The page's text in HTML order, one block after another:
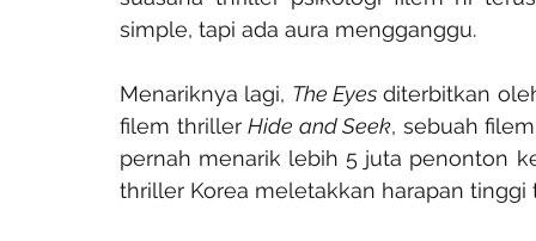
simple, tapi ada aura mengganggu.
Menariknya lagi, The Eyes diterbitkan
filem thriller Hide and Seek, sebuah
pernah menarik lebih 5 juta penonton
thriller Korea meletakkan harapan tinggi